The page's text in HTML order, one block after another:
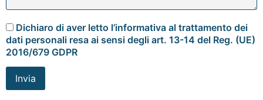
Dichiaro di aver letto l’informativa al trattamento dei
dati personali resa ai sensi degli art. 13-14 del Reg. (UE)
2016/679 GDPR